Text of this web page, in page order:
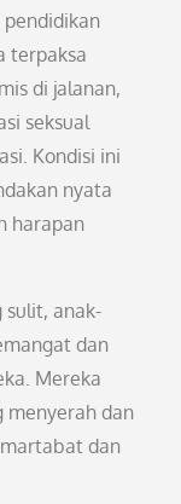
pendidikan
terpaksa
di jalanan,
seksual
Kondisi ini
nyata
harapan
sulit, anak-
dan
Mereka
menyerah dan
dan